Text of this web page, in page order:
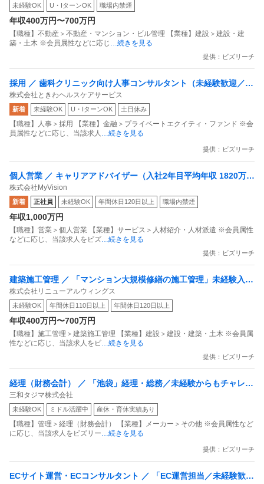
を築きませんか？
未経験OK U・IターンOK 職場内禁煙
年収400万円〜700万円
【職種】不動産＞不動産・マンション・ビル管理 【業種】建設＞建設・建
築・土木 ※会員属性などに応じ …続きを見る
提供：ビズリーチ
採用 ／ 歯科クリニック向け人事コンサルタント（未経験歓迎／歯
科衛生士の現場経験を活かす）
株式会社ときわヘルスケアサービス
新着 未経験OK U・IターンOK 土日休み
【職種】人事＞採用 【業種】金融＞プライベートエクイティ・ファンド ※会
員属性などに応じ、当該求人 …続きを見る
提供：ビズリーチ
個人営業 ／ キャリアアドバイザー（入社2年目平均年収 1820万円
／未経験歓迎）
株式会社MyVision
新着 正社員 未経験OK 年間休日120日以上 職場内禁煙
年収1,000万円
【職種】営業＞個人営業 【業種】サービス＞人材紹介・人材派遣 ※会員属性
などに応じ、当該求人をビズ…続きを見る
提供：ビズリーチ
建築施工管理 ／ 「マンション大規模修繕の施工管理」未経験入社
の8割が年収UP！資格なしでも月給35万円〜（年収420万円〜）
スタート／夜間作業なし・土日祝休み（年休121日）
株式会社リニューアルウィングス
未経験OK 年間休日110日以上 年間休日120日以上
年収400万円〜700万円
【職種】施工管理＞建築施工管理 【業種】建設＞建設・建築・土木 ※会員属
性などに応じ、当該求人をビ…続きを見る
提供：ビズリーチ
経理（財務会計） ／ 「池袋」経理・総務／未経験からもチャレン
ジ可／年休125日／土日祝休／残業月20H程度／上場G
三和タジマ株式会社
未経験OK ミドル活躍中 産休・育休実績あり
【職種】管理＞経理（財務会計） 【業種】メーカー＞その他 ※会員属性など
に応じ、当該求人をビズリー…続きを見る
提供：ビズリーチ
ECサイト運営・ECコンサルタント ／ 「EC運営担当／未経験歓